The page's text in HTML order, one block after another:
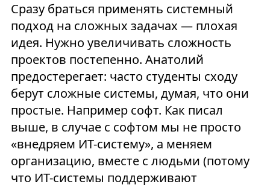
Сразу браться применять системный
подход на сложных задачах — плохая
идея. Нужно увеличивать сложность
проектов постепенно. Анатолий
предостерегает: часто студенты сходу
берут сложные системы, думая, что они
простые. Например софт. Как писал
выше, в случае с софтом мы не просто
«внедряем ИТ-систему», а меняем
организацию, вместе с людьми (потому
что ИТ-системы поддерживают